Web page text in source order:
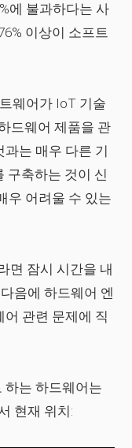
에 불과하다는 사
이상이 소프트
웨어가 IoT 기술
드웨어 제품을 관
는 매우 다른 기
구축하는 것이 신
우 어려울 수 있는
면 잠시 시간을 내
음에 하드웨어 엔
관련 문제에 직
하는 하드웨어는
현재 위치: